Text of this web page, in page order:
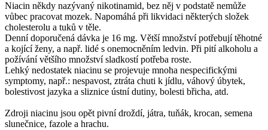
Niacin někdy nazývaný nikotinamid, bez něj v podstatě nemůže
vůbec pracovat mozek. Napomáhá při likvidaci některých složek
cholesterolu a tuků v těle.
Denní doporučená dávka je 16 mg. Větší množství potřebují těhotné
a kojící ženy, a např. lidé s onemocněním ledvin. Při pití alkoholu a
požívání většího množství sladkostí potřeba roste.
Lehký nedostatek niacinu se projevuje mnoha nespecifickými
symptomy, např.: nespavost, ztráta chuti k jídlu, váhový úbytek,
bolestivost jazyka a sliznice ústní dutiny, bolesti břicha, atd.
Zdroji niacinu jsou opět pivní droždí, játra, tuňák, krocan, semena
slunečnice, fazole a hrachu.